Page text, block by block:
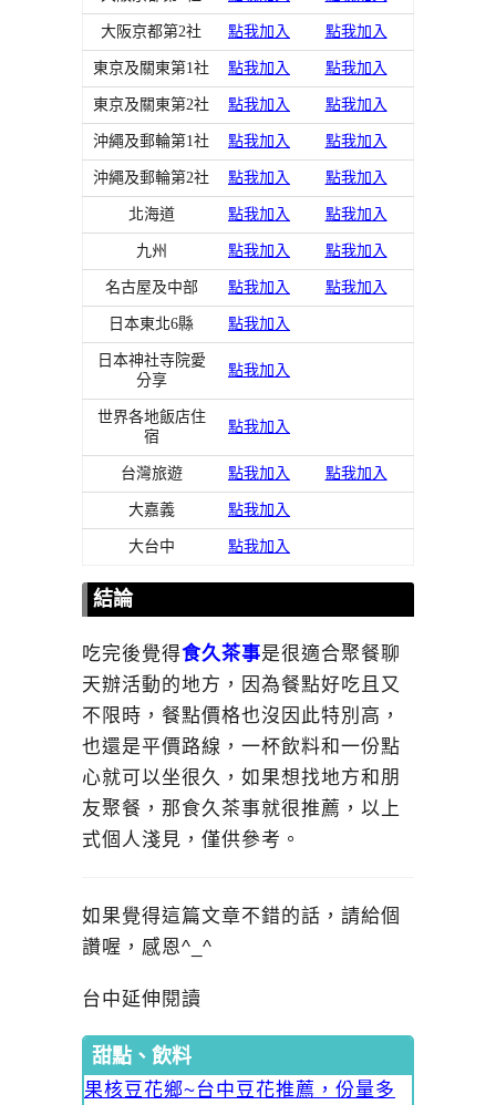
大阪京都第2社 點我加入 點我加入
東京及關東第1社 點我加入 點我加入
東京及關東第2社 點我加入 點我加入
沖繩及郵輪第1社 點我加入 點我加入
沖繩及郵輪第2社 點我加入 點我加入
北海道 點我加入 點我加入
九州 點我加入 點我加入
名古屋及中部 點我加入 點我加入
日本東北6縣 點我加入
日本神社寺院愛
分享
點我加入
世界各地飯店住
宿
點我加入
台灣旅遊 點我加入 點我加入
大嘉義 點我加入
大台中 點我加入
結論
吃完後覺得食久茶事是很適合聚餐聊
天辦活動的地方，因為餐點好吃且又
不限時，餐點價格也沒因此特別高，
也還是平價路線，一杯飲料和一份點
心就可以坐很久，如果想找地方和朋
友聚餐，那食久茶事就很推薦，以上
式個人淺見，僅供參考。
如果覺得這篇文章不錯的話，請給個
讚喔，感恩^_^
台中延伸閱讀
甜點、飲料
果核豆花鄉~台中豆花推薦，份量多